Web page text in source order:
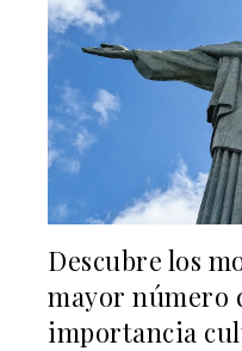
Descubre los
mayor número
importancia